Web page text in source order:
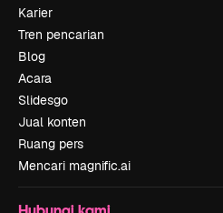
Karier
Tren pencarian
Blog
Acara
Slidesgo
Jual konten
Ruang pers
Mencari magnific.ai